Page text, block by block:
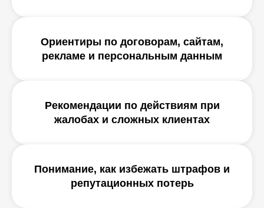
Ориентиры по договорам, сайтам,
рекламе и персональным данным
Рекомендации по действиям при
жалобах и сложных клиентах
Понимание, как избежать штрафов и
репутационных потерь